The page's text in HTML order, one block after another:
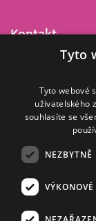
Kontakt
Barrandov
Kříženeckého
152 00 Praha 5
IČ 416 93 311
© 2008–2026
Tyto
Tyto webové
uživatelského
souhlasíte se
NEZBYTNĚ